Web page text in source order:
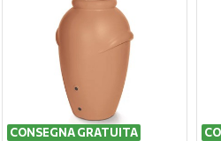
CONSEGNA GRATUITA